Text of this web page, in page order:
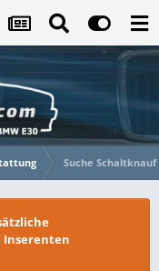
Suche
Inserenten